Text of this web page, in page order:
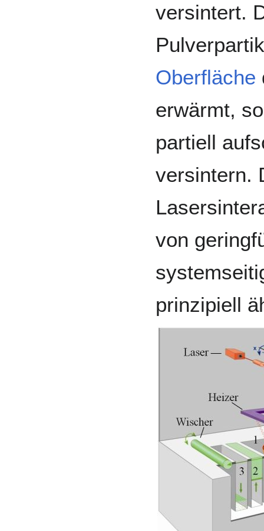
versintert.
Oberfläche
erwärmt,
partiell
versintern.
von
prinzipiell